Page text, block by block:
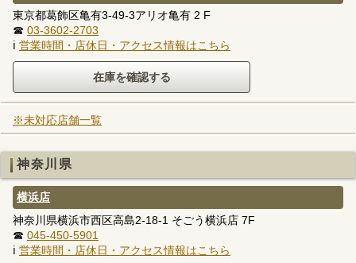
東京都葛飾区亀有3-49-3アリオ亀有 2 F
☎ 03-3602-2703
ℹ 営業時間・店休日・アクセス情報はこちら
※未対応店舗一覧
神奈川県
横浜店
神奈川県横浜市西区高島2-18-1 そごう横浜店 7F
☎ 045-450-5901
ℹ 営業時間・店休日・アクセス情報はこちら